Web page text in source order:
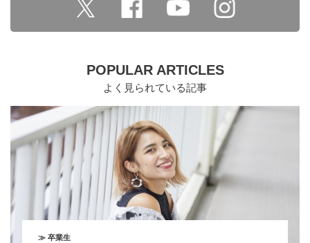
POPULAR ARTICLES
よく見られている記事
≫ 卒業生